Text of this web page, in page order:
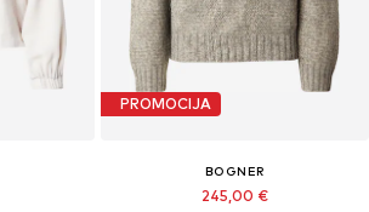
PROMOCIJA
BOGNER
245,00 €